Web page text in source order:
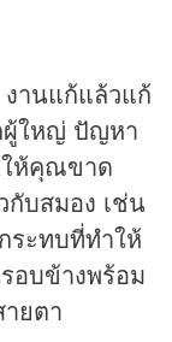
านแก้แล้วแก้
ผู้ใหญ่ ปัญหา
ห้คุณขาด
กับสมอง เช่น
ระทบที่ทำให้
อบข้างพร้อม
ยตา